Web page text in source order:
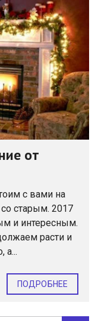
от
с вами на
старым. 2017
и интересным.
расти и
а...
ПОДРОБНЕЕ